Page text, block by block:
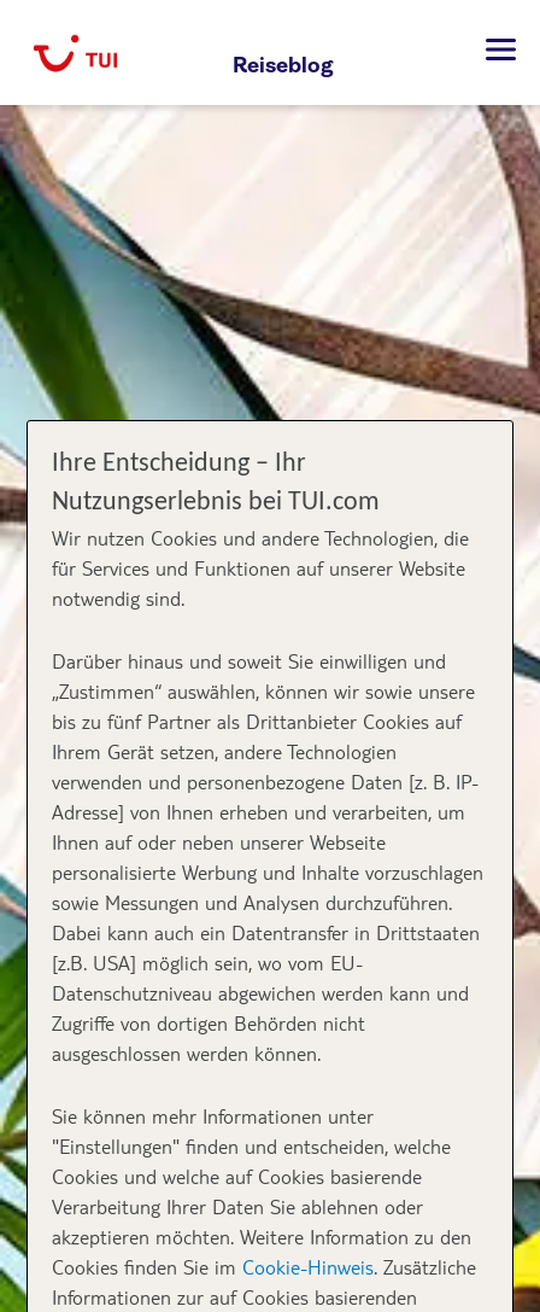
Inhalt
springen
Reiseblog
Ihre Entscheidung – Ihr
Nutzungserlebnis bei TUI.com
Wir nutzen Cookies und andere Technologien, die
für Services und Funktionen auf unserer Website
notwendig sind.
Darüber hinaus und soweit Sie einwilligen und
„Zustimmen“ auswählen, können wir sowie unsere
bis zu fünf Partner als Drittanbieter Cookies auf
Ihrem Gerät setzen, andere Technologien
verwenden und personenbezogene Daten [z. B. IP-
Adresse] von Ihnen erheben und verarbeiten, um
Ihnen auf oder neben unserer Webseite
personalisierte Werbung und Inhalte vorzuschlagen
sowie Messungen und Analysen durchzuführen.
Dabei kann auch ein Datentransfer in Drittstaaten
[z.B. USA] möglich sein, wo vom EU-
Datenschutzniveau abgewichen werden kann und
Zugriffe von dortigen Behörden nicht
ausgeschlossen werden können.
Sie können mehr Informationen unter
"Einstellungen" finden und entscheiden, welche
Cookies und welche auf Cookies basierende
Verarbeitung Ihrer Daten Sie ablehnen oder
akzeptieren möchten. Weitere Information zu den
Cookies finden Sie im Cookie-Hinweis. Zusätzliche
Informationen zur auf Cookies basierenden